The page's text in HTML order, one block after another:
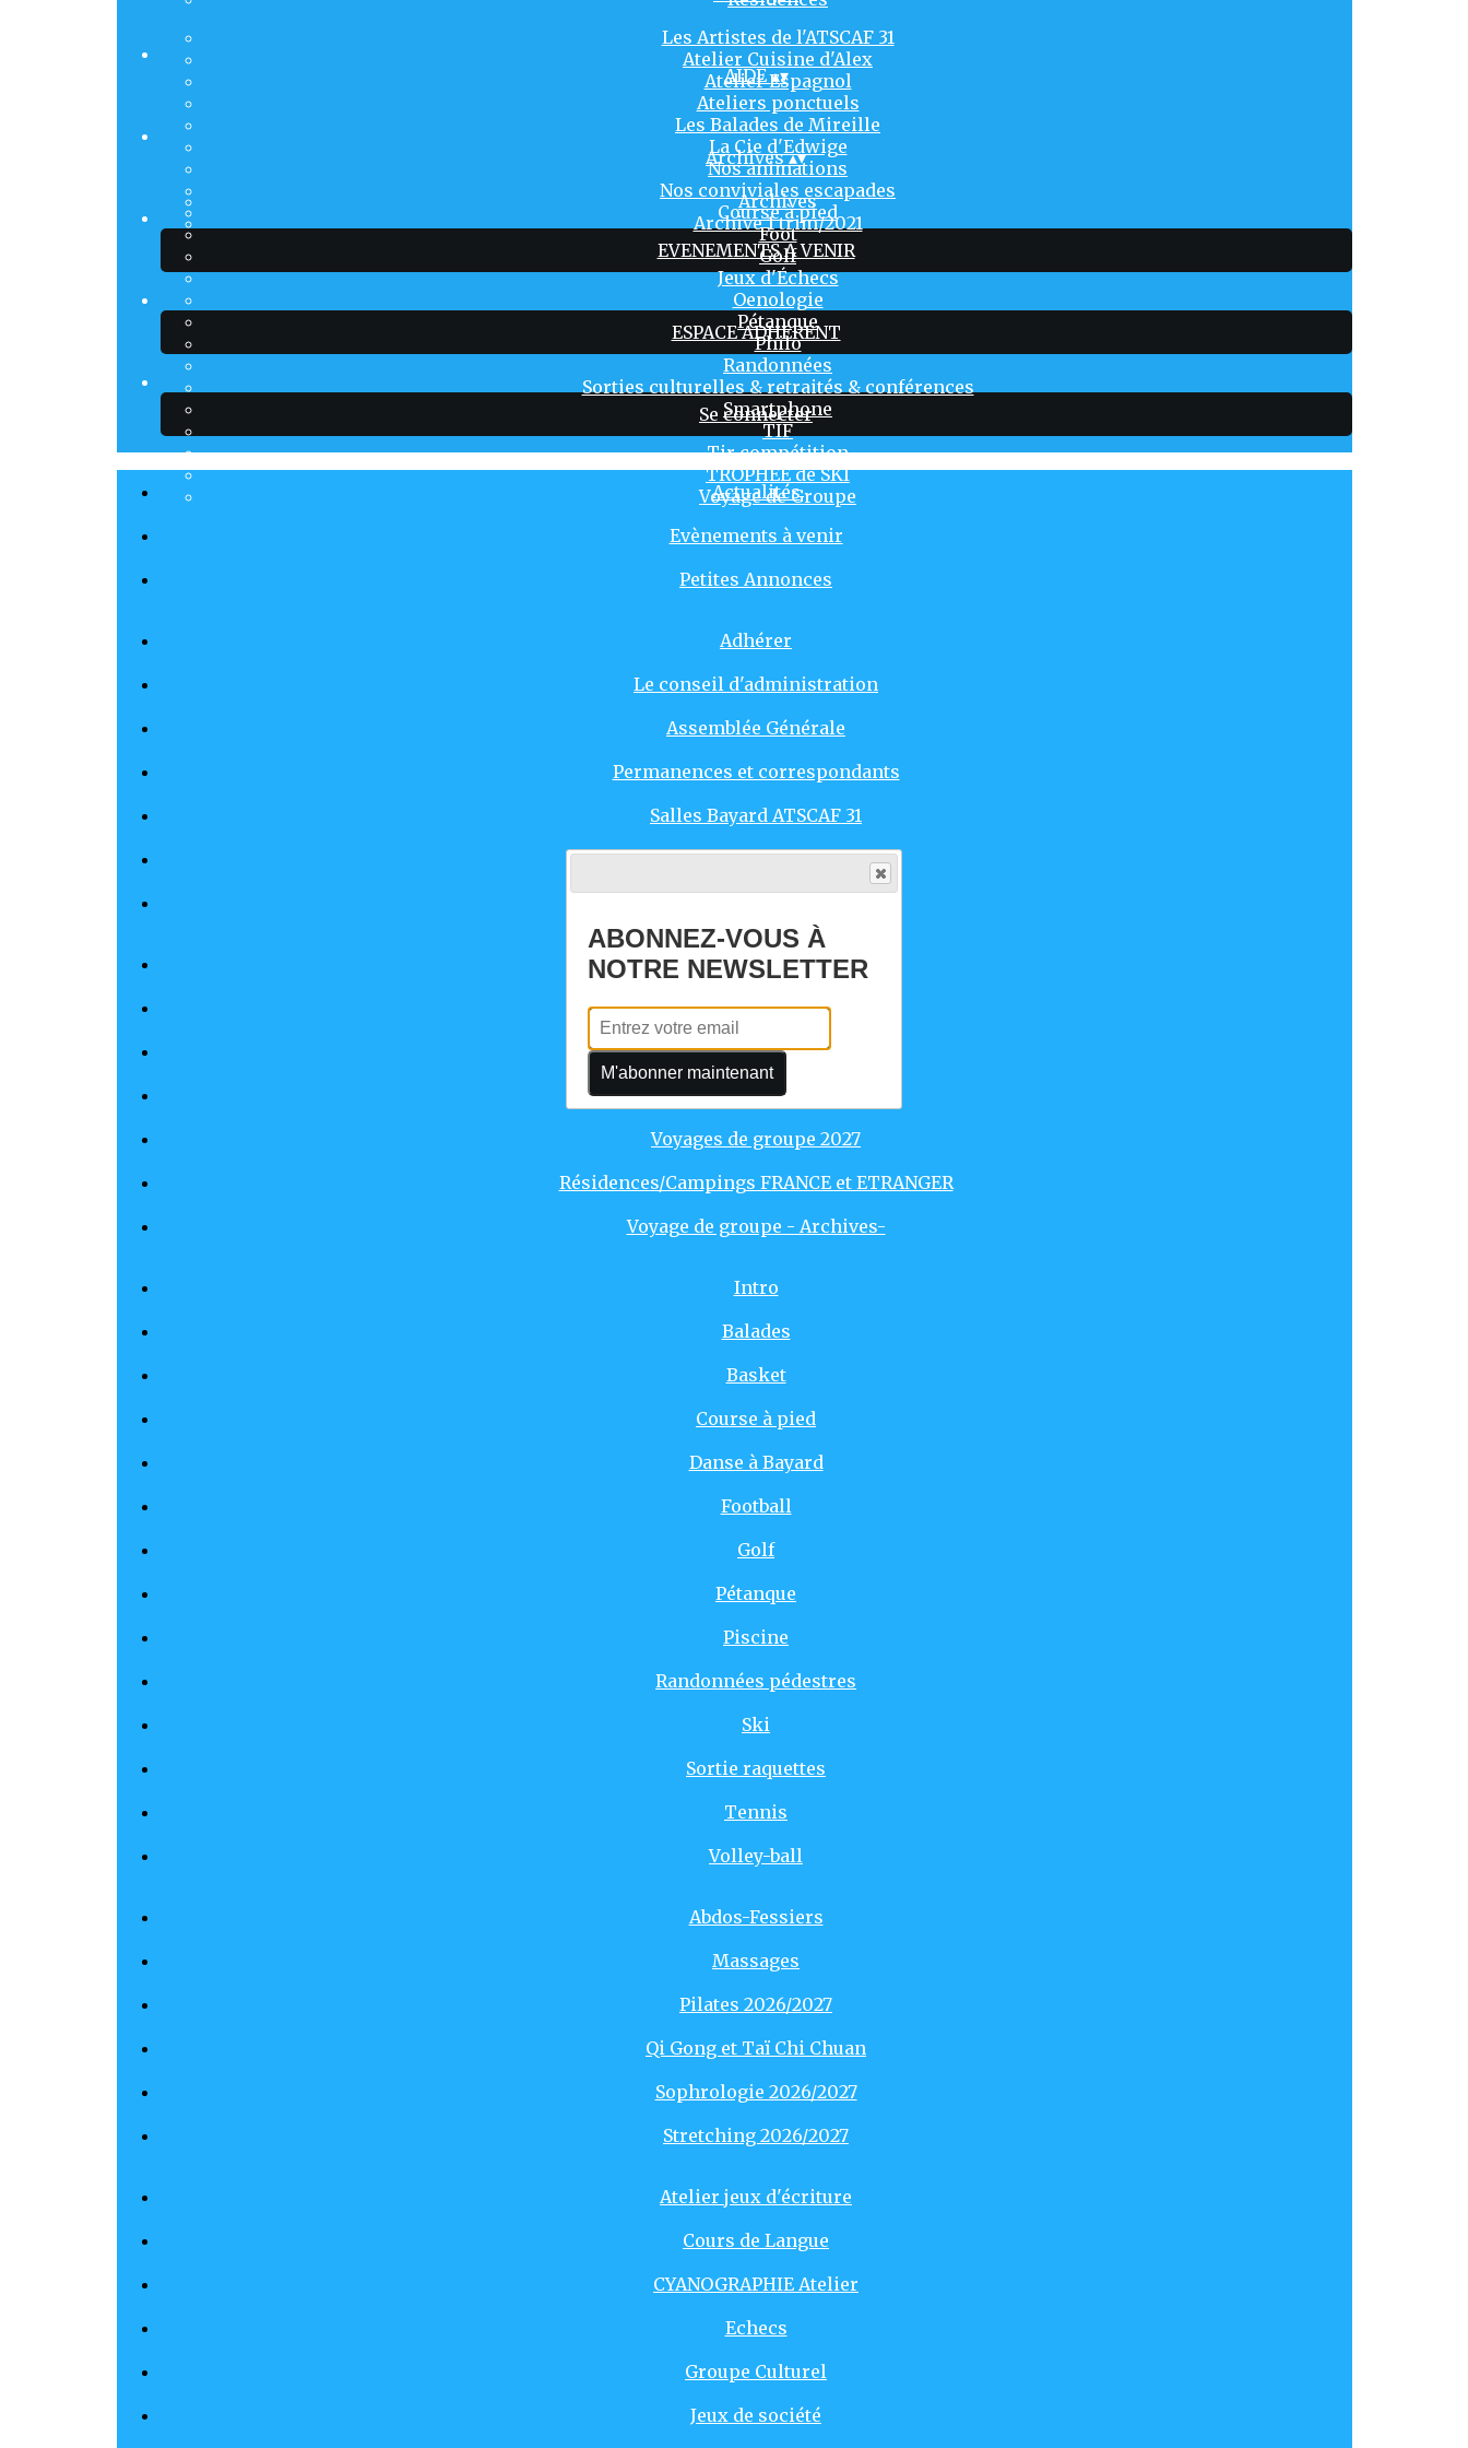
Les Artistes de l'ATSCAF 31
Atelier Cuisine d'Alex
Atelier Espagnol
Ateliers ponctuels
Les Balades de Mireille
La Cie d'Edwige
Nos animations
Nos conviviales escapades
Course à pied
Foot
Golf
Jeux d'Échecs
Oenologie
Pétanque
Philo
Randonnées
Sorties culturelles & retraités & conférences
Smartphone
TIF
Tir compétition
TROPHÉE de SKI
Voyage de Groupe
AIDE▴▾
Archives▴▾
Archives
Archive 1 trim/2021
EVENEMENTS A VENIR
ESPACE ADHERENT
Se connecter
Actualités
Evènements à venir
Petites Annonces
Adhérer
Le conseil d'administration
Assemblée Générale
Permanences et correspondants
Salles Bayard ATSCAF 31
Responsables d'activités
Intro
Voyages individuels
Voyages de groupe 2025
Voyages de groupe 2026
Voyages de groupe 2027
Résidences/Campings FRANCE et ETRANGER
Voyage de groupe - Archives-
Intro
Balades
Basket
Course à pied
Danse à Bayard
Football
Golf
Pétanque
Piscine
Randonnées pédestres
Ski
Sortie raquettes
Tennis
Volley-ball
Abdos-Fessiers
Massages
Pilates 2026/2027
Qi Gong et Taï Chi Chuan
Sophrologie 2026/2027
Stretching 2026/2027
Atelier jeux d'écriture
Cours de Langue
CYANOGRAPHIE Atelier
Echecs
Groupe Culturel
Jeux de société
ABONNEZ-VOUS À
NOTRE NEWSLETTER
M'abonner maintenant